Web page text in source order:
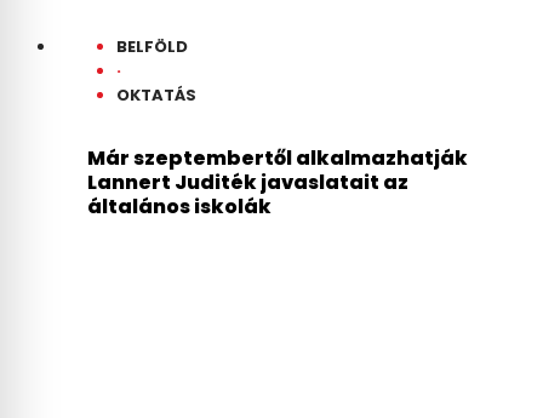
BELFÖLD
·
OKTATÁS
Már szeptembertől alkalmazhatják
Lannert Juditék javaslatait az
általános iskolák